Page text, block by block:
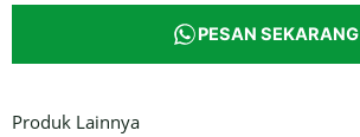
PESAN SEKARANG
Produk Lainnya